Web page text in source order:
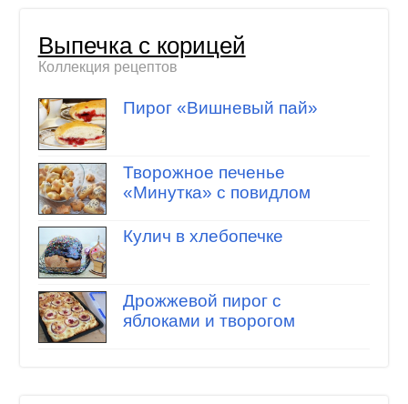
Выпечка с корицей
Коллекция рецептов
Пирог «Вишневый пай»
Творожное печенье
«Минутка» с повидлом
Кулич в хлебопечке
Дрожжевой пирог с
яблоками и творогом